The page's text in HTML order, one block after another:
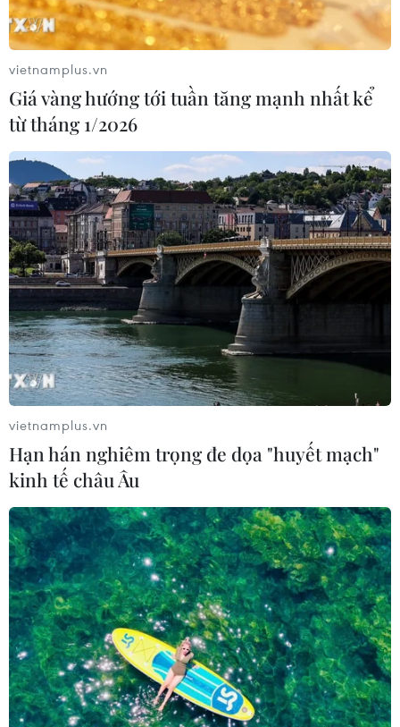
vietnamplus.vn
Giá vàng hướng tới tuần tăng mạnh nhất kể
từ tháng 1/2026
vietnamplus.vn
Hạn hán nghiêm trọng đe dọa "huyết mạch"
kinh tế châu Âu